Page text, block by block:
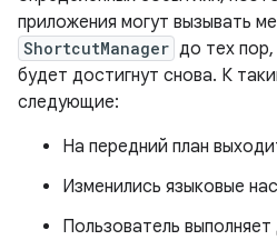
приложения могут вызывать
ShortcutManager до тех
будет достигнут снова. К
следующие:
На передний план
Изменились языковые
Пользователь